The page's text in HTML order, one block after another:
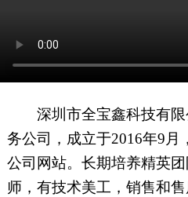
深圳市全宝鑫科技有限
务公司，成立于2016年9月
公司网站。长期培养精英
师，有技术美工，销售和